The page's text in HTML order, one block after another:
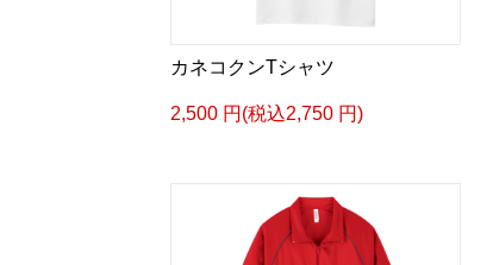
カネコクンTシャツ
2,500 円(税込2,750 円)